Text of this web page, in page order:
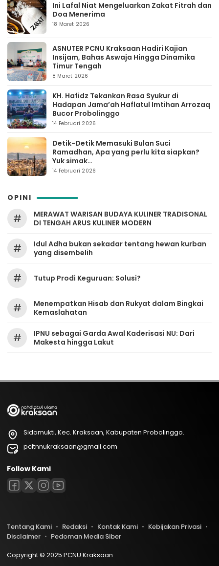
Ini Lafal Niat Mengeluarkan Zakat Fitrah dan
Doa Menerima
18 Maret 2026
ASNUTER PCNU Kraksaan Hadiri Kajian
Insijam, Bahas Aswaja Hingga Dinamika
Timur Tengah
8 Maret 2026
KH. Hafidz Tekankan Rasa Syukur di
Hadapan Jama’ah Haflatul Imtihan Arrozaq
Bucor Probolinggo
14 Februari 2026
Detik-Detik Memasuki Bulan Suci
Ramadhan, Apa yang perlu kita siapkan?
Yuk simak…
14 Februari 2026
OPINI
#
MERAWAT WARISAN BUDAYA KULINER TRADISONAL
DI TENGAH ARUS KULINER MODERN
#
Idul Adha bukan sekadar tentang hewan kurban
yang disembelih
# Tutup Prodi Keguruan: Solusi?
#
Menempatkan Hisab dan Rukyat dalam Bingkai
Kemaslahatan
#
IPNU sebagai Garda Awal Kaderisasi NU: Dari
Makesta hingga Lakut
Sidomukti, Kec. Kraksaan, Kabupaten Probolinggo.
pcltnnukraksaan@gmail.com
Follow Kami
Tentang Kami Redaksi Kontak Kami
Kebijakan Privasi
Disclaimer
Pedoman Media Siber
Copyright © 2025 PCNU Kraksaan